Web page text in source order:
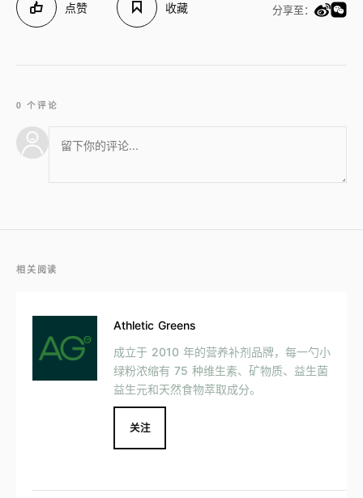
点赞 收藏 分享至：
0 个评论
相关阅读
Athletic Greens
成立于 2010 年的营养补剂品牌，每一勺小
绿粉浓缩有 75 种维生素、矿物质、益生菌
益生元和天然食物萃取成分。
关注